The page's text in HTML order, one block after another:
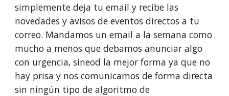
simplemente deja tu email y recibe las
novedades y avisos de eventos directos a tu
correo. Mandamos un email a la semana como
mucho a menos que debamos anunciar algo
con urgencia, sineod la mejor forma ya que no
hay prisa y nos comunicamos de forma directa
sin ningún tipo de algoritmo de